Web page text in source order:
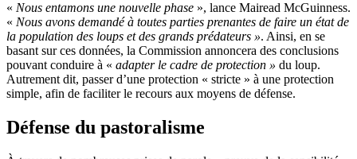
« Nous entamons une nouvelle phase », lance Mairead McGuinness.
« Nous avons demandé à toutes parties prenantes de faire un état de
la population des loups et des grands prédateurs ». Ainsi, en se
basant sur ces données, la Commission annoncera des conclusions
pouvant conduire à « adapter le cadre de protection » du loup.
Autrement dit, passer d’une protection « stricte » à une protection
simple, afin de faciliter le recours aux moyens de défense.
Défense du pastoralisme